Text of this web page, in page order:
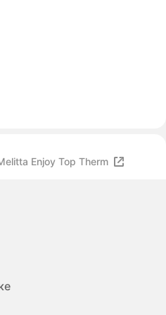
Enjoy Top Therm